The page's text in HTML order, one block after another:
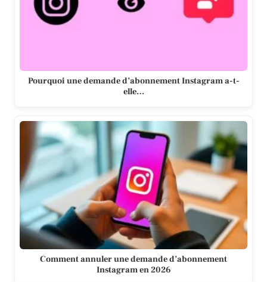
Pourquoi une demande d’abonnement Instagram a-t-
elle…
Comment annuler une demande d’abonnement
Instagram en 2026